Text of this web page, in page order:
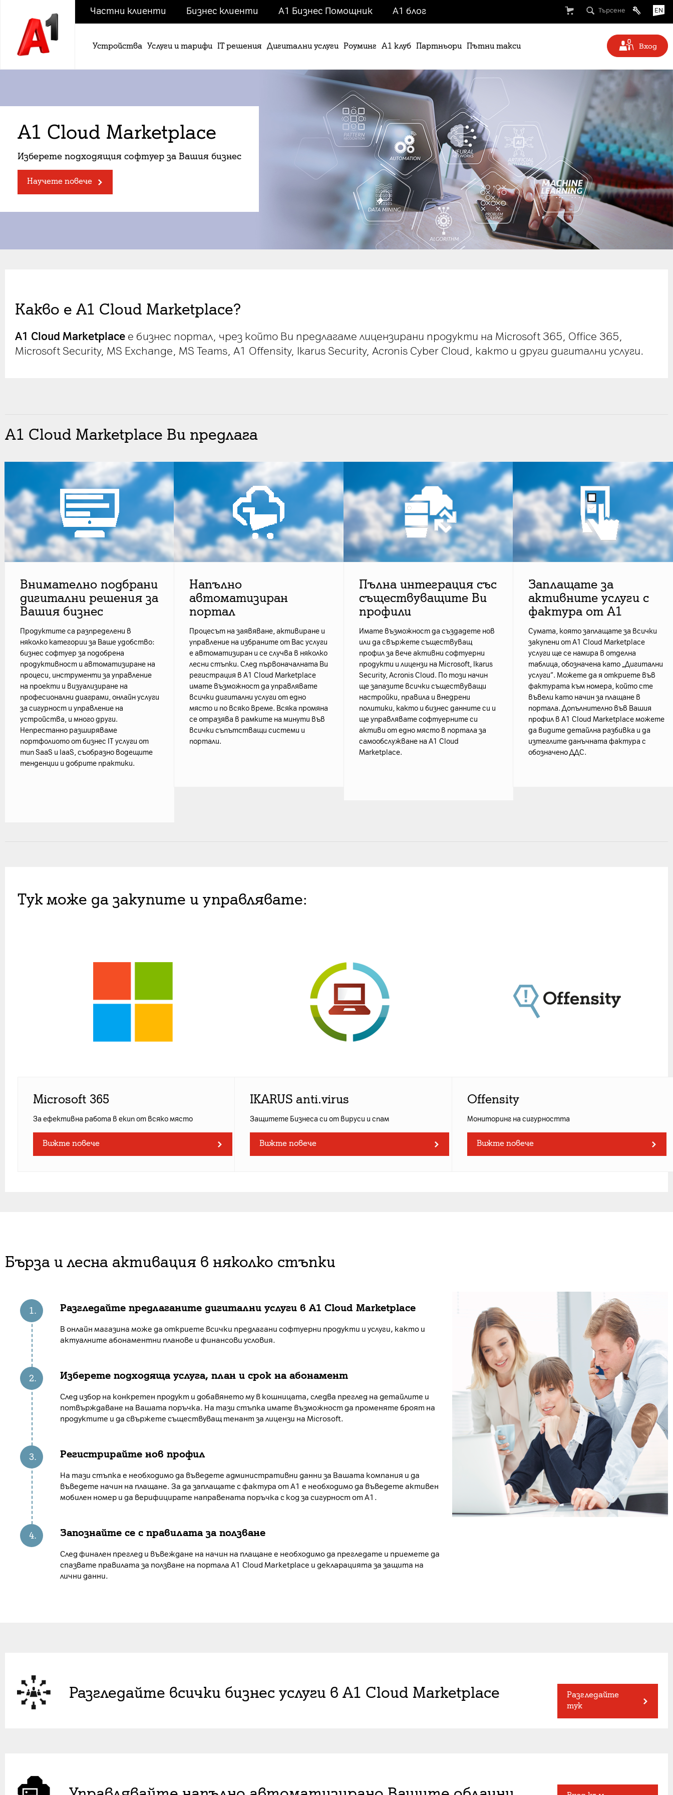
Частни клиенти Бизнес клиенти А1 Бизнес Помощник A1 блог Търсене EN
Устройства Услуги и тарифи IT решения Дигитални услуги Роуминг А1 клуб Партньори Пътни такси Вход
А1 Cloud Marketplace
Изберете подходящия софтуер за Вашия бизнес
Научете повече
Какво е A1 Cloud Marketplace?
А1 Cloud Marketplace e бизнес портал, чрез който Ви предлагаме лицензирани продукти на Microsoft 365, Office 365,
Microsoft Security, MS Exchange, MS Teams, A1 Offensity, Ikarus Security, Acronis Cyber Cloud, както и други дигитални услуги.
А1 Cloud Marketplace Ви предлага
Внимателно подбрани
дигитални решения за
Вашия бизнес
Продуктите са разпределени в
няколко категории за Ваше удобство:
бизнес софтуер за подобрена
продуктивност и автоматизиране на
процеси, инструменти за управление
на проекти и визуализиране на
професионални диаграми, онлайн услуги
за сигурност и управление на
устройства, и много други.
Непрестанно разширяваме
портфолиото от бизнес IT услуги от
тип SaaS и IaaS, съобразно водещите
тенденции и добрите практики.
Напълно
автоматизиран
портал
Процесът на заявяване, активиране и
управление на избраните от Вас услуги
е автоматизиран и се случва в няколко
лесни стъпки. След първоначалната Ви
регистрация в A1 Cloud Marketplace
имате възможност да управлявате
всички дигитални услуги от едно
място и по всяко време. Всяка промяна
се отразява в рамките на минути във
всички съпътстващи системи и
портали.
Пълна интеграция със
съществуващите Ви
профили
Имате възможност да създадете нов
или да свържете съществуващ
профил за вече активни софтуерни
продукти и лицензи на Microsoft, Ikarus
Security, Acronis Cloud. По този начин
ще запазите всички съществуващи
настройки, правила и внедрени
политики, както и бизнес данните си и
ще управлявате софтуерните си
активи от едно място в портала за
самообслужване на A1 Cloud
Marketplace.
Заплащате за
активните услуги с
фактура от А1
Сумата, която заплащате за всички
закупени от A1 Cloud Marketplace
услуги ще се намира в отделна
таблица, обозначена като „Дигитални
услуги“. Можете да я откриете във
фактурата към номера, който сте
въвели като начин за плащане в
портала. Допълнително във Вашия
профил в А1 Cloud Marketplace можете
да видите детайлна разбивка и да
изтеглите данъчната фактура с
обозначено ДДС.
Тук може да закупите и управлявате:
Microsoft 365
За ефективна работа в екип от всяко място
Вижте повече
IKARUS anti.virus
Защитете Бизнеса си от вируси и спам
Вижте повече
Offensity
Мониторинг на сигурността
Вижте повече
Бърза и лесна активация в няколко стъпки
Разгледайте предлаганите дигитални услуги в A1 Cloud Marketplace
В онлайн магазина може да откриете всички предлагани софтуерни продукти и услуги, както и
актуалните абонаментни планове и финансови условия.
Изберете подходяща услуга, план и срок на абонамент
След избор на конкретен продукт и добавянето му в кошницата, следва преглед на детайлите и
потвърждаване на Вашата поръчка. На тази стъпка имате възможност да променяте броят на
продуктите и да свържете съществуващ тенант за лицензи на Microsoft.
Регистрирайте нов профил
На тази стъпка е необходимо да въведете административни данни за Вашата компания и да
въведете начин на плащане. За да заплащате с фактура от А1 е необходимо да въведете активен
мобилен номер и да верифицирате направената поръчка с код за сигурност от А1.
Запознайте се с правилата за ползване
След финален преглед и въвеждане на начин на плащане е необходимо да прегледате и приемете да
спазвате правилата за ползване на портала A1 Cloud Marketplace и декларацията за защита на
лични данни.
Разгледайте всички бизнес услуги в A1 Cloud Marketplace
Разгледайте
тук